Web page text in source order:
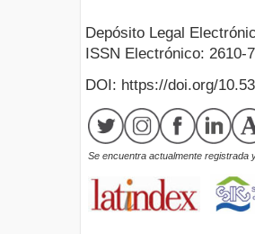
Depósito Legal
ISSN Electrónico: 2610-
DOI: https://doi.org/
Se encuentra actualmente registrada